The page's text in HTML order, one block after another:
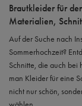
Brautkleider für
Materialien,
Auf der Suche nach
Sommerhochzeit?
Schnitte, die auch bei
man Kleider für eine
nicht nur schön,